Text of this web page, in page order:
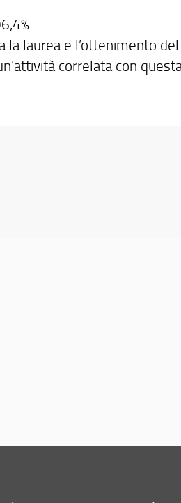
laurea e l’ottenimento
correlata con